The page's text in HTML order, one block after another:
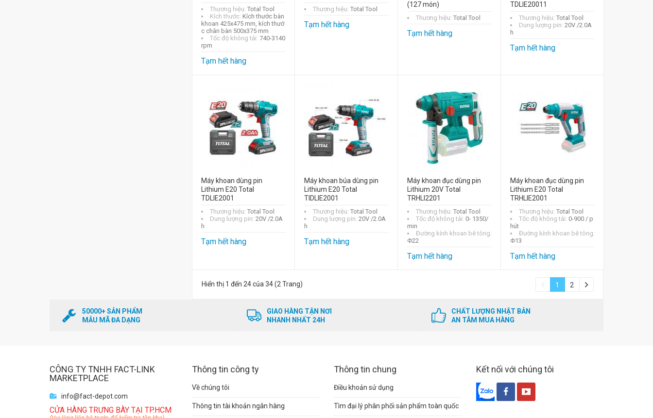
Thương hiệu: Total Tool
Kích thước: Kích thước bàn
khoan 425x475 mm, kích thướ
c chân bàn 500x375 mm
Tốc độ không tải: 740-3140
rpm
Tạm hết hàng
Thương hiệu: Total Tool
Tạm hết hàng
(127 món)
Thương hiệu: Total Tool
Tạm hết hàng
TDLIE20011
Thương hiệu: Total Tool
Dung lượng pin: 20V /2.0A
h
Tạm hết hàng
Máy khoan dùng pin
Lithium E20 Total
TDLIE2001
Thương hiệu: Total Tool
Dung lượng pin: 20V /2.0A
h
Tạm hết hàng
Máy khoan búa dùng pin
Lithium E20 Total
TIDLIE2001
Thương hiệu: Total Tool
Dung lượng pin: 20V /2.0A
h
Tạm hết hàng
Máy khoan đục dùng pin
Lithium 20V Total
TRHLI2201
Thương hiệu: Total Tool
Tốc độ không tải: 0- 1350/
min
Đường kính khoan bê tông:
Φ22
Tạm hết hàng
Máy khoan đục dùng pin
Lithium E20 Total
TRHLIE2001
Thương hiệu: Total Tool
Tốc độ không tải: 0-900 / p
hút
Đường kính khoan bê tông:
Φ13
Tạm hết hàng
Hiển thị 1 đến 24 của 34 (2 Trang) 1 2
50000+ SẢN PHẨM
MẪU MÃ ĐA DẠNG
GIAO HÀNG TẬN NƠI
NHANH NHẤT 24H
CHẤT LƯỢNG NHẬT BẢN
AN TÂM MUA HÀNG
CÔNG TY TNHH FACT-LINK
MARKETPLACE
info@fact-depot.com
CỬA HÀNG TRƯNG BÀY TẠI TP.HCM
Thông tin công ty
Về chúng tôi
Thông tin tài khoản ngân hàng
Thông tin chung
Điều khoản sử dụng
Tìm đại lý phân phối sản phẩm toàn quốc
Kết nối với chúng tôi